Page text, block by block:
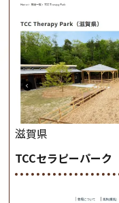
滋賀県
TCCセラピーパーク